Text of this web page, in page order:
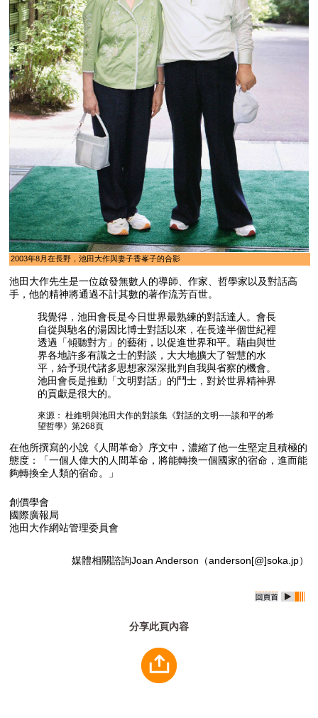
2003年8月在長野，池田大作與妻子香峯子的合影
池田大作先生是一位啟發無數人的導師、作家、哲學家以及對話高
手，他的精神將通過不計其數的著作流芳百世。
我覺得，池田會長是今日世界最熟練的對話達人。會長
自從與馳名的湯因比博士對話以來，在長達半個世紀裡
透過「傾聽對方」的藝術，以促進世界和平。藉由與世
界各地許多有識之士的對談，大大地擴大了智慧的水
平，給予現代諸多思想家深深批判自我與省察的機會。
池田會長是推動「文明對話」的鬥士，對於世界精神界
的貢獻是很大的。
來源： 杜維明與池田大作的對談集《對話的文明──談和平的希
望哲學》第268頁
在他所撰寫的小說《人間革命》序文中，濃縮了他一生堅定且積極的
態度：「一個人偉大的人間革命，將能轉換一個國家的宿命，進而能
夠轉換全人類的宿命。」
創價學會
國際廣報局
池田大作網站管理委員會
媒體相關諮詢Joan Anderson（anderson[@]soka.jp）
分享此頁內容